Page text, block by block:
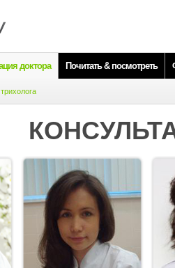
доктора Почитать & посмотреть